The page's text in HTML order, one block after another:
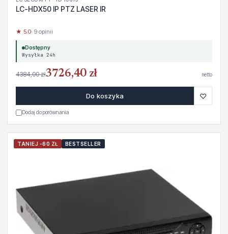
LC-HDX50 IP PTZ LASER IR
★ 5.0· 9 opinii
Dostępny
Wysyłka 24h
4384,00 zł3726,40 zł netto
Do koszyka ♡
Dodaj do porównania
TANIEJ -60 ZŁ BESTSELLER